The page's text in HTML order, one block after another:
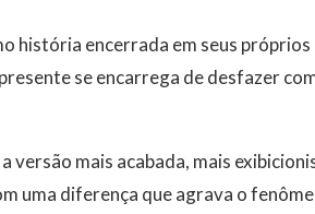
história encerrada em seus
se encarrega de desfazer
versão mais acabada, mais
uma diferença que agrava o